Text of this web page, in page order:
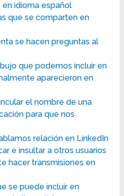
en idioma español
que se comparten en
se hacen preguntas al
que podemos incluir en
aparecieron en
el nombre de una
para que nos
relación en LinkedIn
e insultar a otros usuarios
hacer transmisiones en
se puede incluir en